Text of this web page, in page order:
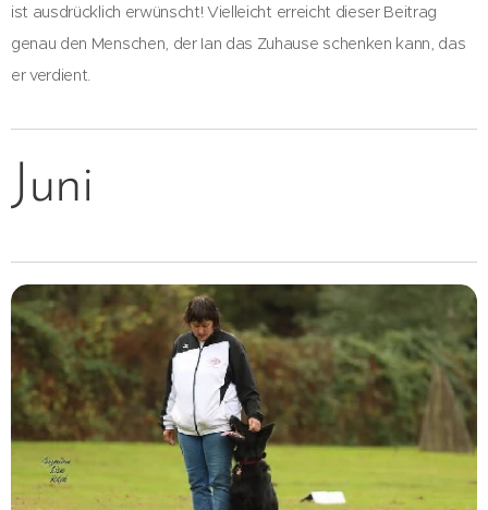
ist ausdrücklich erwünscht! Vielleicht erreicht dieser Beitrag
genau den Menschen, der Ian das Zuhause schenken kann, das
er verdient.
Juni